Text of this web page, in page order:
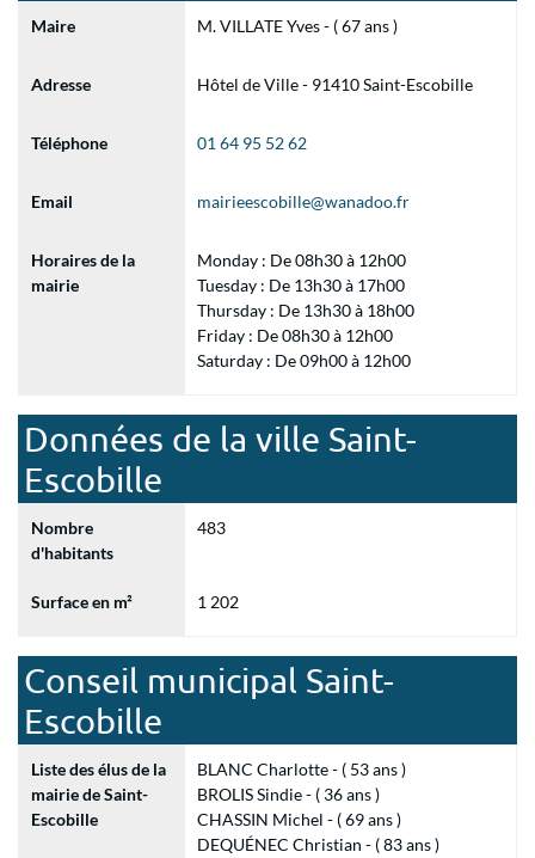
Maire M. VILLATE Yves - ( 67 ans )
Adresse Hôtel de Ville - 91410 Saint-Escobille
Téléphone 01 64 95 52 62
Email mairieescobille@wanadoo.fr
Horaires de la
mairie
Monday : De 08h30 à 12h00
Tuesday : De 13h30 à 17h00
Thursday : De 13h30 à 18h00
Friday : De 08h30 à 12h00
Saturday : De 09h00 à 12h00
Données de la ville Saint-
Escobille
Nombre
d'habitants
483
Surface en m² 1 202
Conseil municipal Saint-
Escobille
Liste des élus de la
mairie de Saint-
Escobille
BLANC Charlotte - ( 53 ans )
BROLIS Sindie - ( 36 ans )
CHASSIN Michel - ( 69 ans )
DEQUÉNEC Christian - ( 83 ans )